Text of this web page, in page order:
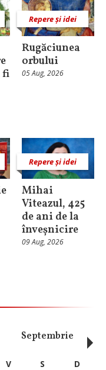
fi
Repere și idei
Rugăciunea
orbului
05 Aug, 2026
Repere și idei
Mihai
Viteazul, 425
de ani de la
înveșnicire
09 Aug, 2026
Septembrie
V S
D